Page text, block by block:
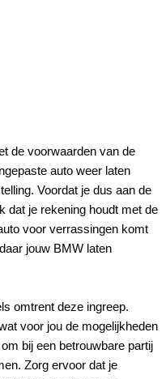
de voorwaarden van de
auto weer laten
Voordat je dus aan de
dat je rekening houdt met de
voor verrassingen komt
jouw BMW laten
omtrent deze ingreep.
voor jou de mogelijkheden
bij een betrouwbare partij
Zorg ervoor dat je